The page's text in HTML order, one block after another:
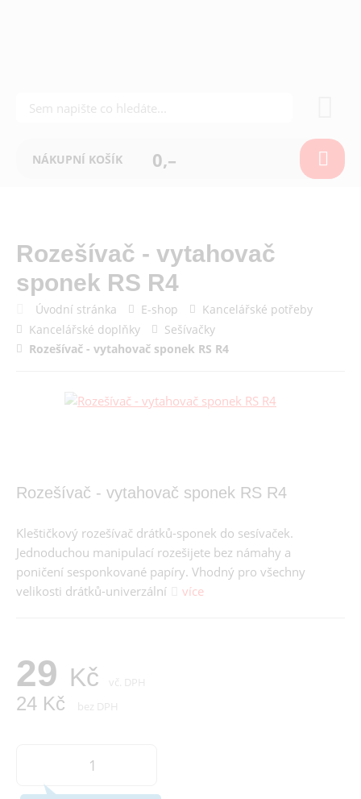
NÁKUPNÍ KOŠÍK 0,–
Rozešívač - vytahovač
sponek RS R4
Úvodní stránka E-shop
Kancelářské potřeby
Kancelářské doplňky
Sešívačky
Rozešívač - vytahovač sponek RS R4
Rozešívač - vytahovač sponek RS R4
Kleštičkový rozešívač drátků-sponek do sesívaček.
Jednoduchou manipulací rozešijete bez námahy a
poničení sesponkované papíry. Vhodný pro všechny
velikosti drátků-univerzální
více
29 Kč vč. DPH
24 Kč bez DPH